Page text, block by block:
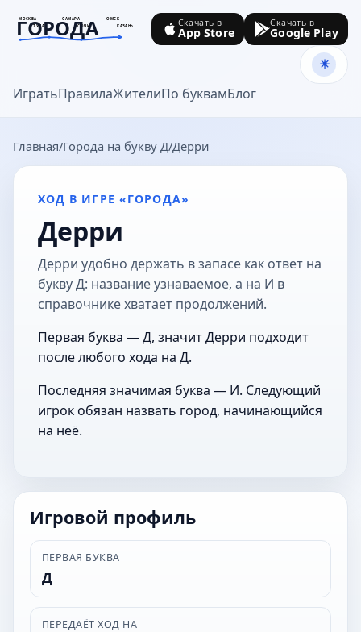
МОСКВА САМАРА
ОМСК
ТУЛА
СОЧИ КАЗАНЬ
ГОРОДА
goroda-na.ru
ИгратьПравилаЖителиПо буквамБлог
Скачать в
App Store
Скачать в
Google Play
Главная Города на букву Д Дерри
ХОД В ИГРЕ «ГОРОДА»
Дерри
Дерри удобно держать в запасе как ответ на
букву Д: название узнаваемое, а на И в
справочнике хватает продолжений.
Первая буква — Д, значит Дерри подходит
после любого хода на Д.
Последняя значимая буква — И. Следующий
игрок обязан назвать город, начинающийся
на неё.
Игровой профиль
ПЕРВАЯ БУКВА
Д
ПЕРЕДАЁТ ХОД НА